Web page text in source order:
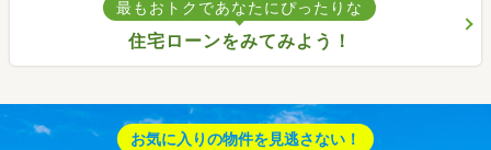
最もおトクであなたにぴったりな
住宅ローンをみてみよう！
お気に入りの物件を見逃さない！